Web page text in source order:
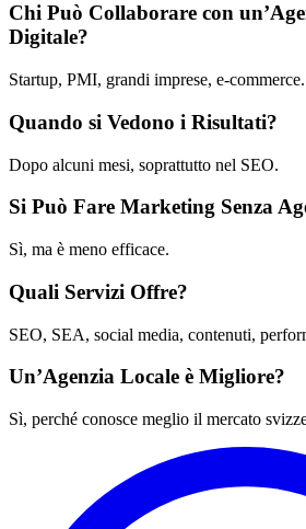
Chi Può Collaborare con
Digitale?
Startup, PMI, grandi imprese, e-commerce.
Quando si Vedono i Risultati?
Dopo alcuni mesi, soprattutto nel SEO.
Si Può Fare Marketing Senza
Sì, ma è meno efficace.
Quali Servizi Offre?
SEO, SEA, social media, contenuti,
Un’Agenzia Locale è Migliore?
Sì, perché conosce meglio il mercato